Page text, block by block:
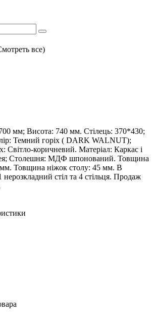
все)
мм; Висота: 740 мм. Стілець: 370*430;
Темний горіх ( DARK WALNUT);
Світло-коричневий. Матеріал: Каркас і
Столешня: МДФ шпонований. Товщина
мм. Товщина ніжок столу: 45 мм. В
стіл та 4 стільця. Продаж